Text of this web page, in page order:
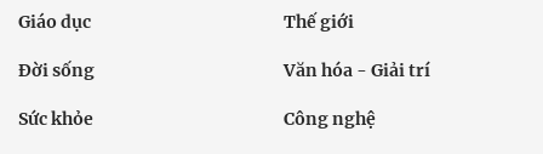
Giáo dục Thế giới
Đời sống Văn hóa - Giải trí
Sức khỏe Công nghệ